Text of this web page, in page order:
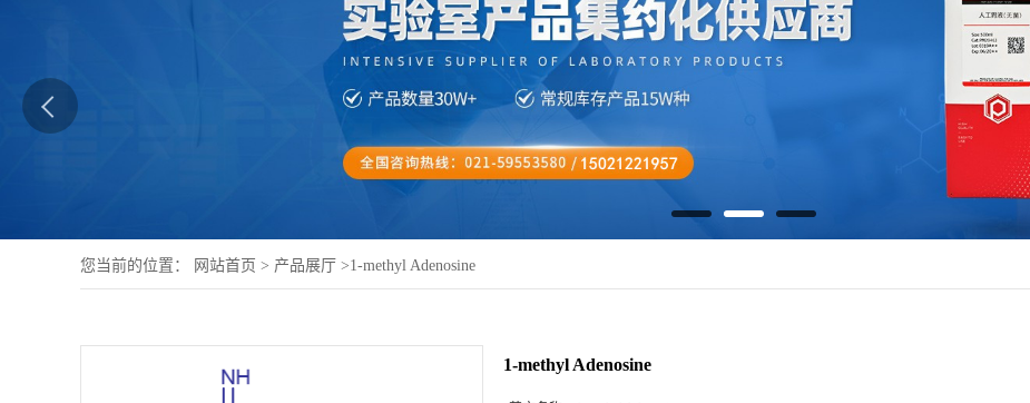
您当前的位置： 网站首页 > 产品展厅 >1-methyl Adenosine
1-methyl Adenosine